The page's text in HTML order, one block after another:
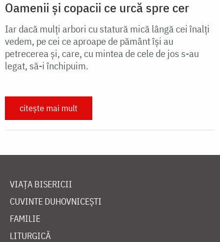
Oamenii și copacii ce urcă spre cer
Iar dacă mulţi arbori cu statură mică lângă cei înalţi
vedem, pe cei ce aproape de pământ îşi au
petrecerea şi, care, cu mintea de cele de jos s-au
legat, să-i închipuim.
citește mai mult
VIAȚA BISERICII
CUVINTE DUHOVNICEȘTI
FAMILIE
LITURGICĂ